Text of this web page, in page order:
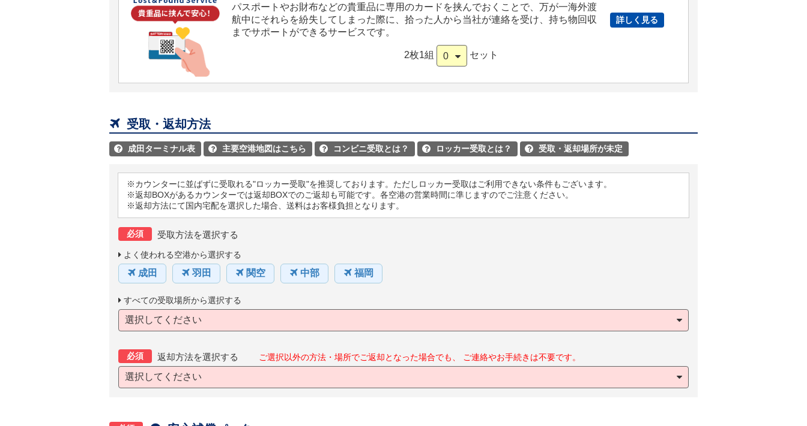
パスポートやお財布などの貴重品に専用のカードを挟んでおくことで、万が一海外渡
航中にそれらを紛失してしまった際に、拾った人から当社が連絡を受け、持ち物回収
までサポートができるサービスです。
詳しく見る
2枚1組 0 セット
 受取・返却方法
 成田ターミナル表  主要空港地図はこちら  コンビニ受取とは？  ロッカー受取とは？  受取・返却場所が未定
※カウンターに並ばずに受取れる"ロッカー受取"を推奨しております。ただしロッカー受取はご利用できない条件もございます。
※返却BOXがあるカウンターでは返却BOXでのご返却も可能です。各空港の営業時間に準じますのでご注意ください。
※返却方法にて国内宅配を選択した場合、送料はお客様負担となります。
必須 受取方法を選択する
よく使われる空港から選択する
成田 羽田 関空 中部 福岡
すべての受取場所から選択する
選択してください
必須 返却方法を選択する ご選択以外の方法・場所でご返却となった場合でも、 ご連絡やお手続きは不要です。
選択してください